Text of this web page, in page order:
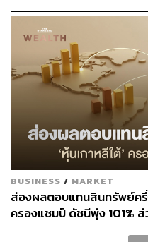
BUSINESS / MARKET
ส่องผลตอบแทนสินทรัพย์ครึ่
ครองแชมป์ ดัชนีพุ่ง 101%